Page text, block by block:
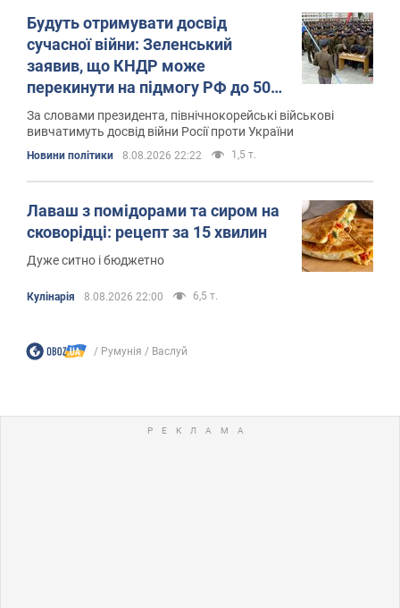
Будуть отримувати досвід
сучасної війни: Зеленський
заявив, що КНДР може
перекинути на підмогу РФ до 50
тис. військових
За словами президента, північнокорейські військові
вивчатимуть досвід війни Росії проти України
Новини політики 8.08.2026 22:22 1,5 т.
Лаваш з помідорами та сиром на
сковорідці: рецепт за 15 хвилин
Дуже ситно і бюджетно
Кулінарія 8.08.2026 22:00 6,5 т.
Румунія Васлуй